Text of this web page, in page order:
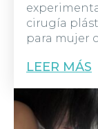
cirugía
para mujer
LEER MÁS